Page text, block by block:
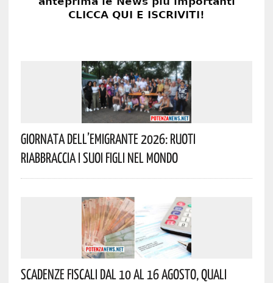
Giornata Dell’Emigrante 2026: Ruoti
Riabbraccia I Suoi Figli Nel Mondo
Scadenze Fiscali Dal 10 Al 16 Agosto, Quali